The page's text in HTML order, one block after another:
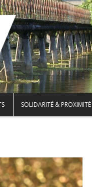
SOLIDARITÉ & PROXIMITÉ